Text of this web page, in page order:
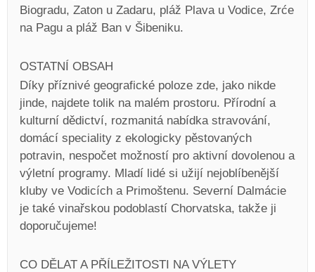
Biogradu, Zaton u Zadaru, pláž Plava u Vodice, Zrće
na Pagu a pláž Ban v Šibeniku.
OSTATNÍ OBSAH
Díky příznivé geografické poloze zde, jako nikde
jinde, najdete tolik na malém prostoru. Přírodní a
kulturní dědictví, rozmanitá nabídka stravování,
domácí speciality z ekologicky pěstovaných
potravin, nespočet možností pro aktivní dovolenou a
výletní programy. Mladí lidé si užijí nejoblíbenější
kluby ve Vodicích a Primoštenu. Severní Dalmácie
je také vinařskou podoblastí Chorvatska, takže ji
doporučujeme!
CO DĚLAT A PŘÍLEŽITOSTI NA VÝLETY